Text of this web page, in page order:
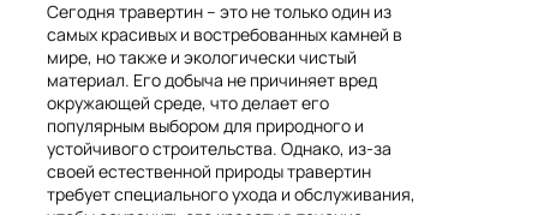
Сегодня травертин – это не только один из
самых красивых и востребованных камней в
мире, но также и экологически чистый
материал. Его добыча не причиняет вред
окружающей среде, что делает его
популярным выбором для природного и
устойчивого строительства. Однако, из-за
своей естественной природы травертин
требует специального ухода и обслуживания,